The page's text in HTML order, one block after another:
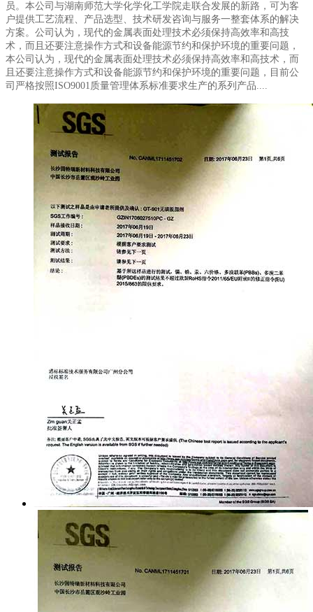
员。本公司与湖南师范大学化学化工学院走联合发展的新路，可为客
户提供工艺流程、产品选型、技术研发咨询与服务一整套体系的解决
方案。公司认为，现代的金属表面处理技术必须保持高效率和高技
术，而且还要注意操作方式和设备能源节约和保护环境的重要问题，
本公司认为，现代的金属表面处理技术必须保持高效率和高技术，而
且还要注意操作方式和设备能源节约和保护环境的重要问题，目前公
司严格按照ISO9001质量管理体系标准要求生产的系列产品....